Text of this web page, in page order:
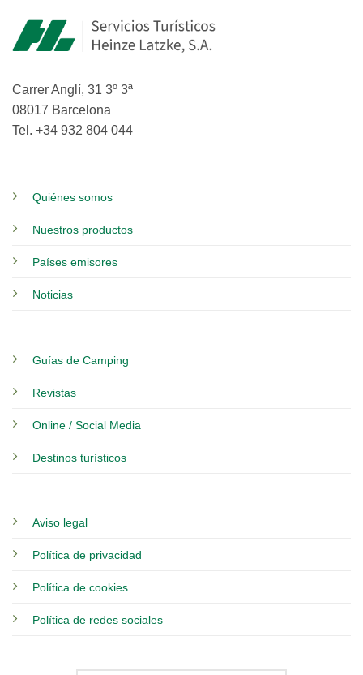
Carrer Anglí, 31 3º 3ª
08017 Barcelona
Tel. +34 932 804 044
Quiénes somos
Nuestros productos
Países emisores
Noticias
Guías de Camping
Revistas
Online / Social Media
Destinos turísticos
Aviso legal
Política de privacidad
Política de cookies
Política de redes sociales